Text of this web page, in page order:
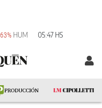
63% HUM 05:47 HS